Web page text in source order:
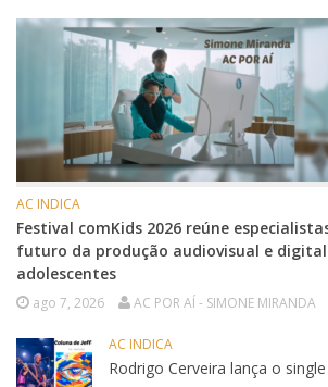
AC INDICA
Festival comKids 2026 reúne
futuro da produção audiovisual e
adolescentes
ago 7, 2026 AC POR AÍ - SIMONE MIRANDA
AC INDICA
Rodrigo Cerveira lança o single